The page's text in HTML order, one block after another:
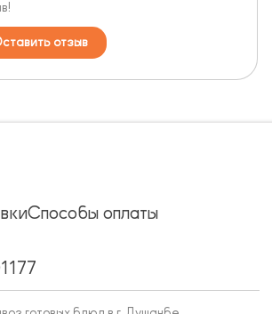
отзыв
Способы оплаты